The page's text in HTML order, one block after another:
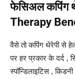
फेसिअल कपिंग
Therapy
वैसे तो कपिंग थेरेपी से
पर हर प्रकार के दर्द ,
स्पॉन्डिलाइटिस ,